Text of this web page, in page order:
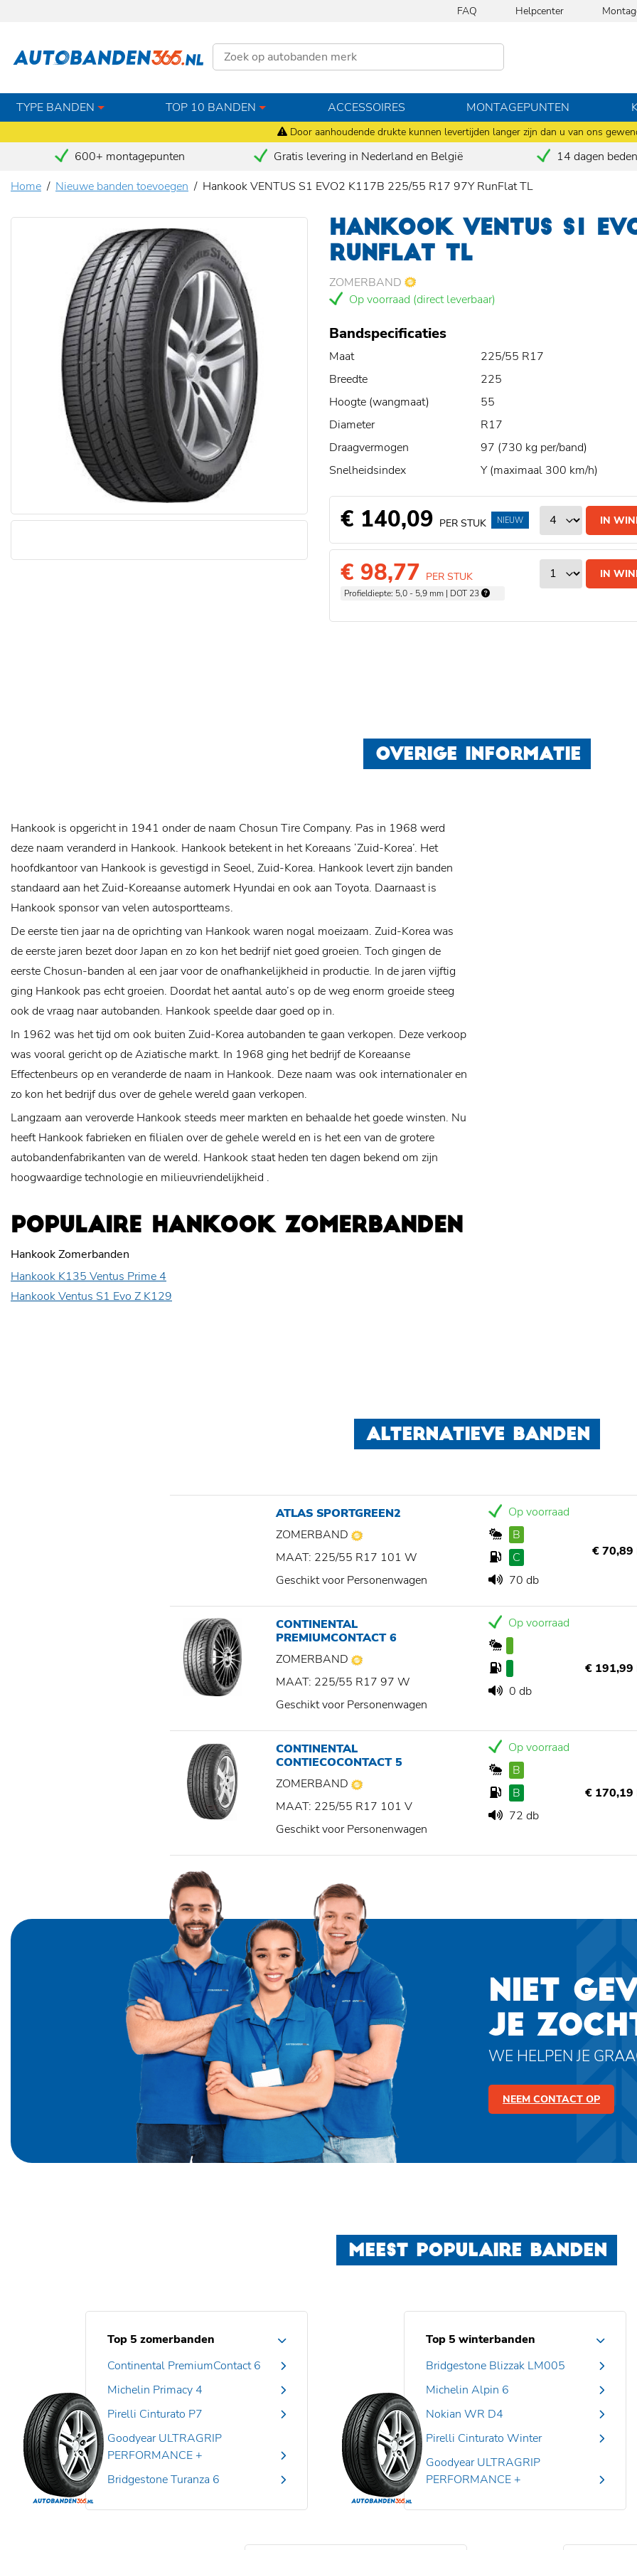
Door aanhoudende drukte kunnen levertijden langer zijn dan u van ons
FAQ Helpcenter
TYPE BANDEN TOP 10 BANDEN ACCESSOIRES MONTAGEPUNTEN
600+ montagepunten Gratis levering in Nederland en België 14 dagen
Home
Nieuwe banden toevoegen Hankook VENTUS S1 EVO2 K117B 225/55 R17 97Y RunFlat TL
HANKOOK VENTUS S1
RUNFLAT TL
ZOMERBAND
Op voorraad (direct leverbaar)
Bandspecificaties
Maat
225/55 R17
Breedte
225
Hoogte (wangmaat)
55
Diameter
R17
Draagvermogen
97 (730 kg per/band)
Snelheidsindex
Y (maximaal 300 km/h)
€ 140,09 PER STUK IN
NIEUW
€ 98,77 PER STUK
Profieldiepte: 5,0 - 5,9 mm | DOT 23
IN
OVERIGE INFORMATIE
Hankook is opgericht in 1941 onder de naam Chosun Tire Company. Pas in 1968 werd
deze naam veranderd in Hankook. Hankook betekent in het Koreaans ‘Zuid-Korea’. Het
hoofdkantoor van Hankook is gevestigd in Seoel, Zuid-Korea. Hankook levert zijn banden
standaard aan het Zuid-Koreaanse automerk Hyundai en ook aan Toyota. Daarnaast is
Hankook sponsor van velen autosportteams.
De eerste tien jaar na de oprichting van Hankook waren nogal moeizaam. Zuid-Korea was
de eerste jaren bezet door Japan en zo kon het bedrijf niet goed groeien. Toch gingen de
eerste Chosun-banden al een jaar voor de onafhankelijkheid in productie. In de jaren vijftig
ging Hankook pas echt groeien. Doordat het aantal auto’s op de weg enorm groeide steeg
ook de vraag naar autobanden. Hankook speelde daar goed op in.
In 1962 was het tijd om ook buiten Zuid-Korea autobanden te gaan verkopen. Deze verkoop
was vooral gericht op de Aziatische markt. In 1968 ging het bedrijf de Koreaanse
Effectenbeurs op en veranderde de naam in Hankook. Deze naam was ook internationaler en
zo kon het bedrijf dus over de gehele wereld gaan verkopen.
Langzaam aan veroverde Hankook steeds meer markten en behaalde het goede winsten. Nu
heeft Hankook fabrieken en filialen over de gehele wereld en is het een van de grotere
autobandenfabrikanten van de wereld. Hankook staat heden ten dagen bekend om zijn
hoogwaardige technologie en milieuvriendelijkheid .
POPULAIRE HANKOOK ZOMERBANDEN
Hankook Zomerbanden
Hankook K135 Ventus Prime 4
Hankook Ventus S1 Evo Z K129
ALTERNATIEVE BANDEN
ATLAS SPORTGREEN2
ZOMERBAND
MAAT: 225/55 R17 101 W
Geschikt voor Personenwagen
Op voorraad
B
C
70 db
€ 70,89
CONTINENTAL
PREMIUMCONTACT 6
ZOMERBAND
MAAT: 225/55 R17 97 W
Geschikt voor Personenwagen
Op voorraad
0 db
€ 191,99
CONTINENTAL
CONTIECOCONTACT 5
ZOMERBAND
MAAT: 225/55 R17 101 V
Geschikt voor Personenwagen
Op voorraad
B
B
72 db
€ 170,19
NIET
JE
WE HELPEN JE
NEEM CONTACT OP
MEEST POPULAIRE BANDEN
Top 5 zomerbanden
Continental PremiumContact 6
Michelin Primacy 4
Pirelli Cinturato P7
Goodyear ULTRAGRIP
PERFORMANCE +
Bridgestone Turanza 6
Top 5 winterbanden
Bridgestone Blizzak LM005
Michelin Alpin 6
Nokian WR D4
Pirelli Cinturato Winter
Goodyear ULTRAGRIP
PERFORMANCE +